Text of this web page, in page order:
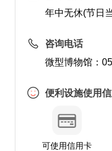
年中无休(节日
咨询电话
微型博物馆：
便利设施使用
可使用信用卡